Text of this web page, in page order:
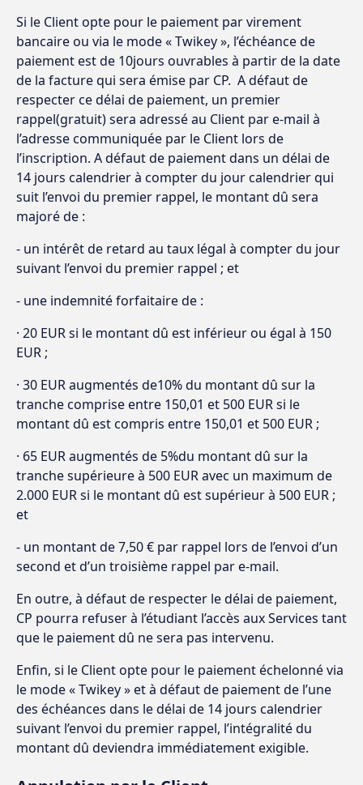
Si le Client opte pour le paiement par virement
bancaire ou via le mode « Twikey », l’échéance de
paiement est de 10jours ouvrables à partir de la date
de la facture qui sera émise par CP. A défaut de
respecter ce délai de paiement, un premier
rappel(gratuit) sera adressé au Client par e-mail à
l’adresse communiquée par le Client lors de
l’inscription. A défaut de paiement dans un délai de
14 jours calendrier à compter du jour calendrier qui
suit l’envoi du premier rappel, le montant dû sera
majoré de :
- un intérêt de retard au taux légal à compter du jour
suivant l’envoi du premier rappel ; et
- une indemnité forfaitaire de :
· 20 EUR si le montant dû est inférieur ou égal à 150
EUR ;
· 30 EUR augmentés de10% du montant dû sur la
tranche comprise entre 150,01 et 500 EUR si le
montant dû est compris entre 150,01 et 500 EUR ;
· 65 EUR augmentés de 5%du montant dû sur la
tranche supérieure à 500 EUR avec un maximum de
2.000 EUR si le montant dû est supérieur à 500 EUR ;
et
- un montant de 7,50 € par rappel lors de l’envoi d’un
second et d’un troisième rappel par e-mail.
En outre, à défaut de respecter le délai de paiement,
CP pourra refuser à l’étudiant l’accès aux Services tant
que le paiement dû ne sera pas intervenu.
Enfin, si le Client opte pour le paiement échelonné via
le mode « Twikey » et à défaut de paiement de l’une
des échéances dans le délai de 14 jours calendrier
suivant l’envoi du premier rappel, l’intégralité du
montant dû deviendra immédiatement exigible.